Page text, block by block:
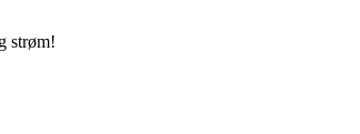
strøm!